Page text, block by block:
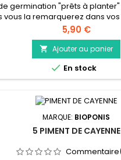
germination "prêts à
vous la remarquerez dans
Ces feuilles sont plus
Comme beaucoup de salade
les jeunes pousses. Si vous
les feuilles vieillir son gout sera
Prix
5,90 €
 Ajouter au panier
 En stock
MARQUE: BIOPONIS
5 PIMENT DE CAYENNE